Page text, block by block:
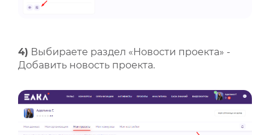
4) Выбираете раздел «Новости проекта» -
Добавить новость проекта.